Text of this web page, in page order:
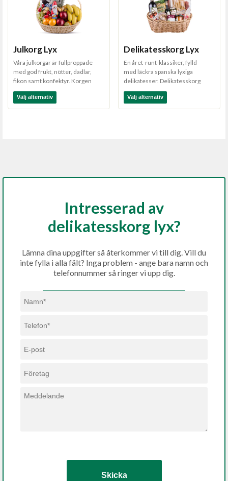
Julkorg Lyx
Våra julkorgar är fullproppade
med god frukt, nötter, dadlar,
fikon samt konfektyr. Korgen
levereras inslag...
Välj alternativ
Delikatesskorg Lyx
En året-runt-klassiker, fylld
med läckra spanska lyxiga
delikatesser. Delikatesskorg
Lyx finns i tre olika s...
Välj alternativ
Intresserad av
delikatesskorg lyx?
Lämna dina uppgifter så återkommer vi till dig. Vill du
inte fylla i alla fält? Inga problem - ange bara namn och
telefonnummer så ringer vi upp dig.